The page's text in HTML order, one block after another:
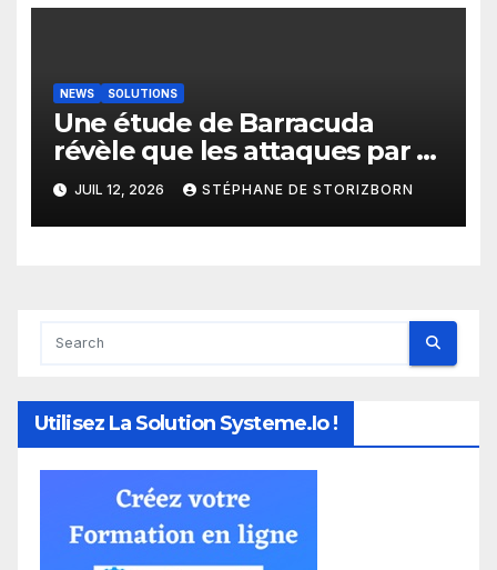
toutes les agences
NEWS SOLUTIONS
Une étude de Barracuda
révèle que les attaques par e-
mail basées sur l’IA passent
du simple clic à la
compromission totale en
JUIL 12, 2026 STÉPHANE DE STORIZBORN
Utilisez La Solution Systeme.io !